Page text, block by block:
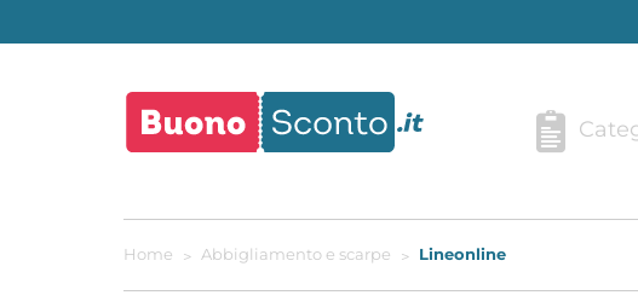
Home Abbigliamento e scarpe Lineonline